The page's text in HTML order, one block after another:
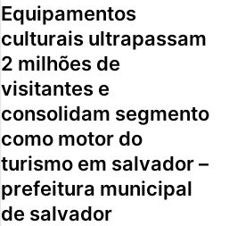
equipamentos
culturais ultrapassam
2 milhões de
visitantes e
consolidam segmento
como motor do
turismo em salvador –
prefeitura municipal
de salvador